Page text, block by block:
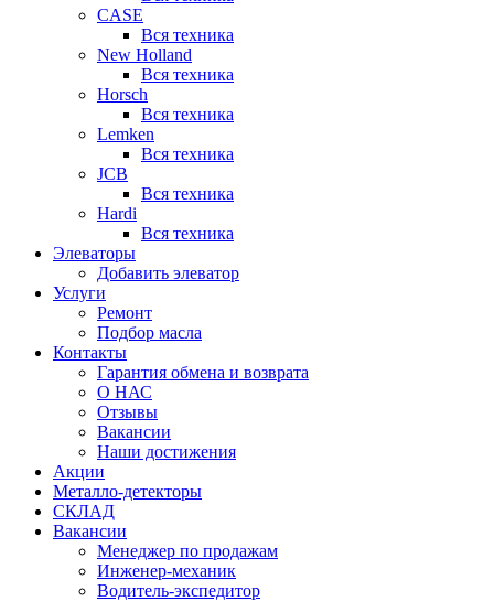
CASE
Вся техника
New Holland
Вся техника
Horsch
Вся техника
Lemken
Вся техника
JCB
Вся техника
Hardi
Вся техника
Элеваторы
Добавить элеватор
Услуги
Ремонт
Подбор масла
Контакты
Гарантия обмена и возврата
О НАС
Отзывы
Вакансии
Наши достижения
Акции
Металло-детекторы
СКЛАД
Вакансии
Менеджер по продажам
Инженер-механик
Водитель-экспедитор